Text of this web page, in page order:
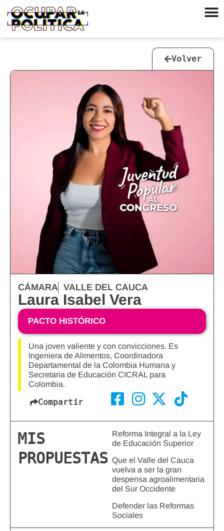
Volver
CÁMARA VALLE DEL CAUCA
Laura Isabel Vera
PACTO HISTÓRICO
Una joven valiente y con convicciones. Es
Ingeniera de Alimentos, Coordinadora
Departamental de la Colombia Humana y
Secretaria de Educación CICRAL para
Colombia.
Compartir
MIS
PROPUESTAS
Reforma Integral a la Ley
de Educación Superior
Que el Valle del Cauca
vuelva a ser la gran
despensa agroalimentaria
del Sur Occidente
Defender las Reformas
Sociales